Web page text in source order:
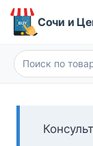
Перейти
Сочи и
Искать: